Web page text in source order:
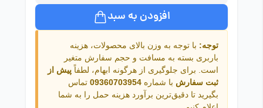
افزودن به سبد
توجه: با توجه به وزن بالای محصولات، هزینه
باربری بسته به مسافت و حجم سفارش متغیر
است. برای جلوگیری از هرگونه ابهام، لطفاً پیش از
ثبت سفارش با شماره 09360703954 تماس
بگیرید تا دقیق‌ترین برآورد هزینه حمل را به شما